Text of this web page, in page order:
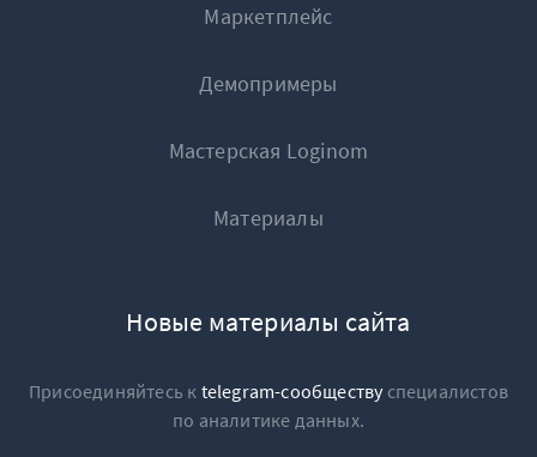
Маркетплейс
Демопримеры
Мастерская Loginom
Материалы
Новые материалы сайта
Присоединяйтесь к telegram-сообществу специалистов
по аналитике данных.